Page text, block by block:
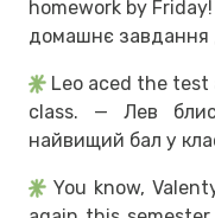
homework by
домашнє завдання
Leo aced the
class. — Лев
найвищий бал у
You know,